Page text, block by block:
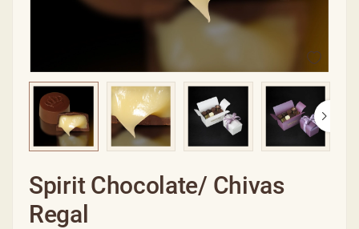
Spirit Chocolate/ Chivas
Regal